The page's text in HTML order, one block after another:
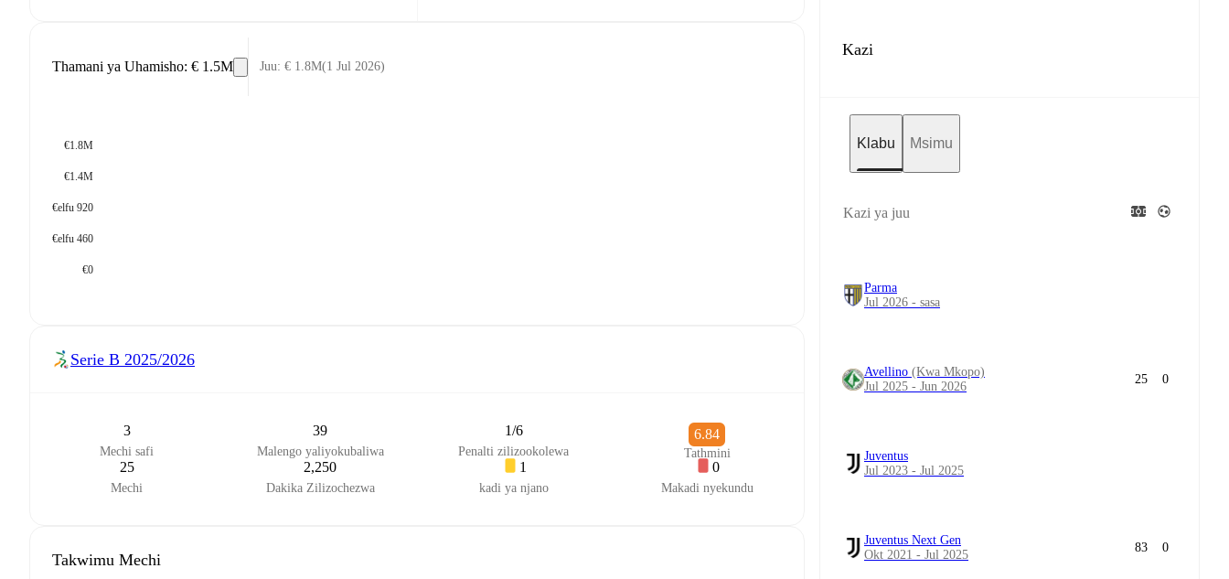
Thamani ya Uhamisho: € 1.5M Juu: € 1.8M(1 Jul 2026)
€1.8M
€1.4M
€elfu 920
€elfu 460
€0
Serie B 2025/2026
3
Mechi safi
39
Malengo yaliyokubaliwa
1/6
Penalti zilizookolewa
6.84
Tathmini
25
Mechi
2,250
Dakika Zilizochezwa
1
kadi ya njano
0
Makadi nyekundu
Takwimu Mechi
Kazi
Klabu Msimu
Kazi ya juu
Parma
Jul 2026 - sasa
Avellino (Kwa Mkopo)
Jul 2025 - Jun 2026
25 0
Juventus
Jul 2023 - Jul 2025
Juventus Next Gen
Okt 2021 - Jul 2025
83 0